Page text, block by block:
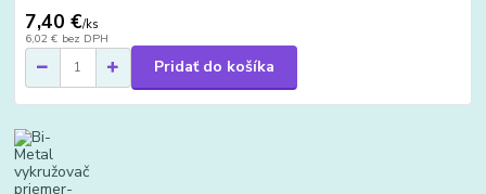
7,40 €/ks
6,02 € bez DPH
Pridať do košíka